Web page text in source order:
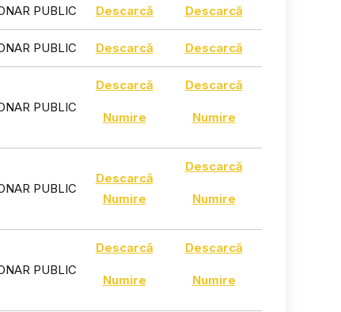
PUBLIC Descarcă Descarcă
PUBLIC Descarcă Descarcă
PUBLIC
Descarcă
Numire
Descarcă
Numire
PUBLIC
Descarcă
Numire
Descarcă
Numire
PUBLIC
Descarcă
Numire
Descarcă
Numire